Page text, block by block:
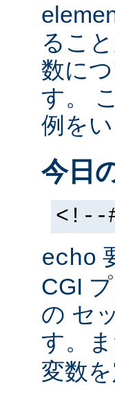
るこ
数に
す。
例を
今日
<!--
echo
CGI
の セ
す。ま
変数